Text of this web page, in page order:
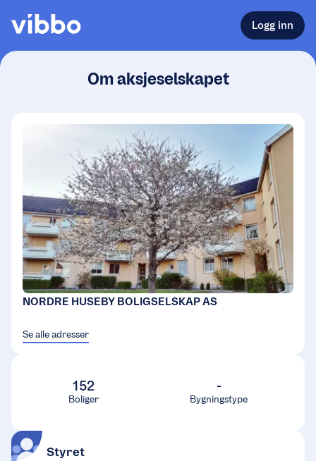
Logg inn
Om aksjeselskapet
NORDRE HUSEBY BOLIGSELSKAP AS
Se alle adresser
152
Boliger
-
Bygningstype
Styret